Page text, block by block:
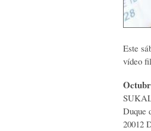
Este
vídeo
Duque
20012